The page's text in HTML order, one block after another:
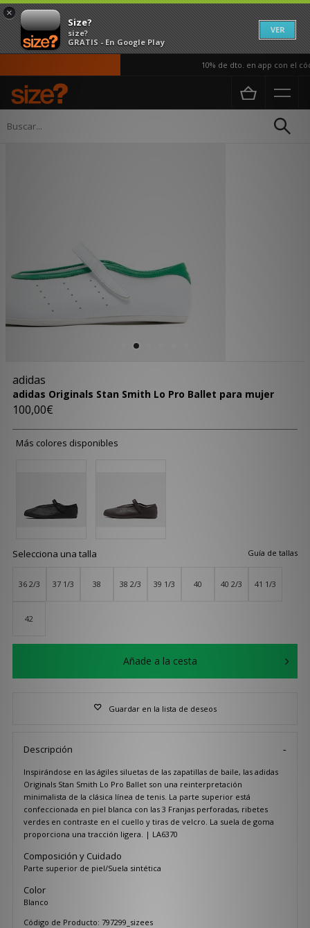
×
Size?
size?
GRATIS - En Google Play
VER
10% de dto. en app con el
Página principal
adidas
adidas Originals Stan Smith Lo Pro Ballet para mujer
100,00€
Más colores disponibles
Guía de tallas
Selecciona una talla
36 2/3 37 1/3 38 38 2/3 39 1/3 40 40 2/3 41 1/3
42
Añade a la cesta
Guardar en la lista de deseos
Descripción
Inspirándose en las ágiles siluetas de las zapatillas de baile, las adidas
Originals Stan Smith Lo Pro Ballet son una reinterpretación
minimalista de la clásica línea de tenis. La parte superior está
confeccionada en piel blanca con las 3 Franjas perforadas, ribetes
verdes en contraste en el cuello y tiras de velcro. La suela de goma
proporciona una tracción ligera. | LA6370
Composición y Cuidado
Parte superior de piel/Suela sintética
Color
Blanco
Código de Producto: 797299_sizees